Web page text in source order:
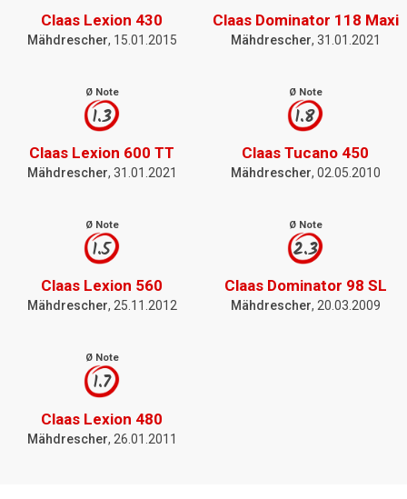
Claas Lexion 430
Mähdrescher, 15.01.2015
Claas Dominator 118 Maxi
Mähdrescher, 31.01.2021
Ø Note
1.3
Claas Lexion 600 TT
Mähdrescher, 31.01.2021
Ø Note
1.8
Claas Tucano 450
Mähdrescher, 02.05.2010
Ø Note
1.5
Claas Lexion 560
Mähdrescher, 25.11.2012
Ø Note
2.3
Claas Dominator 98 SL
Mähdrescher, 20.03.2009
Ø Note
1.7
Claas Lexion 480
Mähdrescher, 26.01.2011